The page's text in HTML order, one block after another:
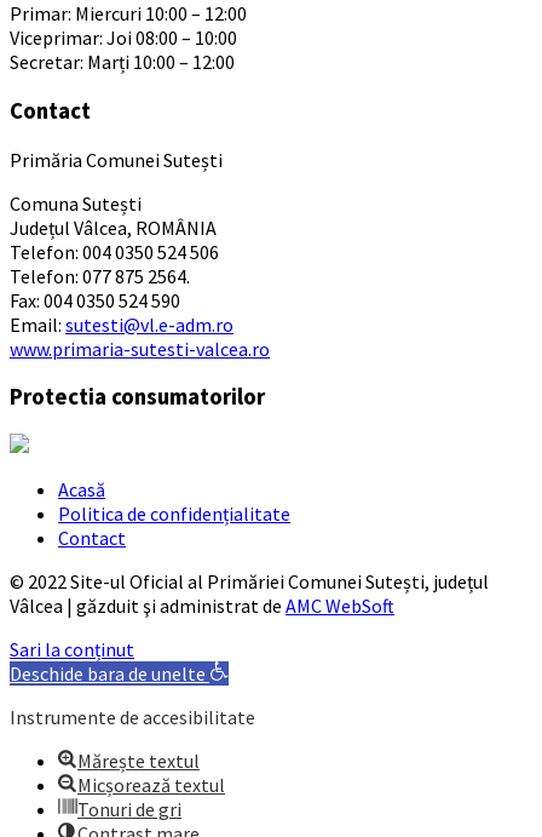
Primar: Miercuri 10:00 – 12:00
Viceprimar: Joi 08:00 – 10:00
Secretar: Marți 10:00 – 12:00
Contact
Primăria Comunei Sutești
Comuna Sutești
Județul Vâlcea, ROMÂNIA
Telefon: 004 0350 524 506
Telefon: 077 875 2564.
Fax: 004 0350 524 590
Email: sutesti@vl.e-adm.ro
www.primaria-sutesti-valcea.ro
Protectia consumatorilor
Acasă
Politica de confidențialitate
Contact
© 2022 Site-ul Oficial al Primăriei Comunei Sutești, județul
Vâlcea | găzduit şi administrat de AMC WebSoft
Sari la conținut
Deschide bara de unelte
Instrumente de accesibilitate
Mărește textul
Micșorează textul
Tonuri de gri